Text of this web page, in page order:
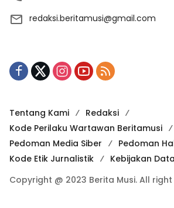
redaksi.beritamusi@gmail.com
Tentang Kami
Redaksi
Kode Perilaku Wartawan Beritamusi
Pedoman Media Siber
Pedoman
Kode Etik Jurnalistik
Kebijakan
Copyright @ 2023 Berita Musi. All